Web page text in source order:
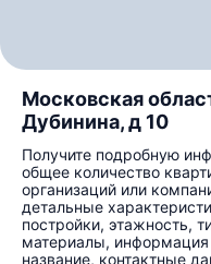
Московская
Дубинина, д 10
Получите подробную
общее количество
организаций или
детальные
постройки, этажность,
материалы,
название, контактные